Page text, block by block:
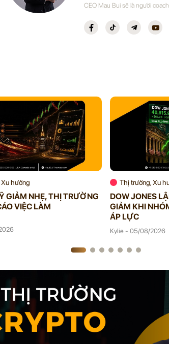
CEO Mau Bui sẽ là người
hướng
GIẢM NHẸ, THỊ TRƯỜNG
VIỆC LÀM
Thị trường, Xu
DOW JONES
GIẢM KHI
ÁP LỰC
Kylie - 05/08/2026